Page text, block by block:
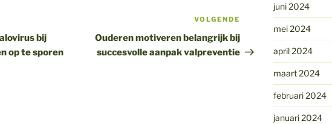
bij
op te sporen
Volgend
bericht
VOLGENDE
Ouderen motiveren belangrijk bij
succesvolle aanpak valpreventie
juni 2024
mei 2024
april 2024
maart 2024
februari 2024
januari 2024